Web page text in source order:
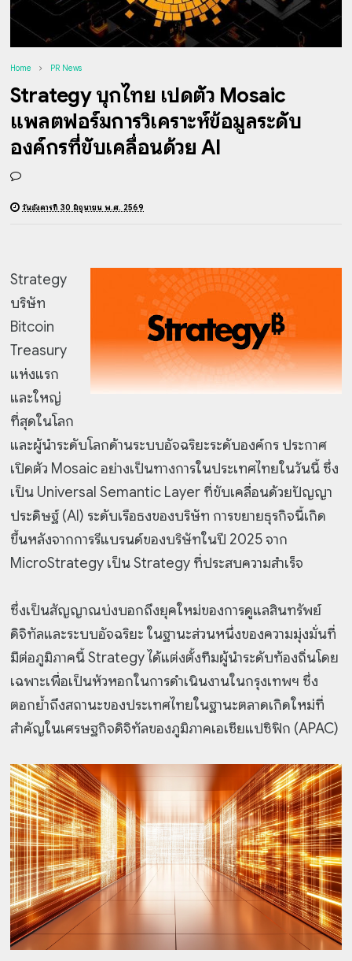
Home PR News
Strategy บุกไทย เปิดตัว Mosaic
แพลตฟอร์มการวิเคราะห์ข้อมูลระดับ
องค์กรที่ขับเคลื่อนด้วย AI
วันอังคารที่ 30 มิถุนายน พ.ศ. 2569
Strategy
บริษัท
Bitcoin
Treasury
แห่งแรก
และใหญ่
ที่สุดในโลก
และผู้นำระดับโลกด้านระบบอัจฉริยะระดับองค์กร ประกาศ
เปิดตัว Mosaic อย่างเป็นทางการในประเทศไทยในวันนี้ ซึ่ง
เป็น Universal Semantic Layer ที่ขับเคลื่อนด้วยปัญญา
ประดิษฐ์ (AI) ระดับเรือธงของบริษัท การขยายธุรกิจนี้เกิด
ขึ้นหลังจากการรีแบรนด์ของบริษัทในปี 2025 จาก
MicroStrategy เป็น Strategy ที่ประสบความสำเร็จ
ซึ่งเป็นสัญญาณบ่งบอกถึงยุคใหม่ของการดูแลสินทรัพย์
ดิจิทัลและระบบอัจฉริยะ ในฐานะส่วนหนึ่งของความมุ่งมั่นที่
มีต่อภูมิภาคนี้ Strategy ได้แต่งตั้งทีมผู้นำระดับท้องถิ่นโดย
เฉพาะเพื่อเป็นหัวหอกในการดำเนินงานในกรุงเทพฯ ซึ่ง
ตอกย้ำถึงสถานะของประเทศไทยในฐานะตลาดเกิดใหม่ที่
สำคัญในเศรษฐกิจดิจิทัลของภูมิภาคเอเชียแปซิฟิก (APAC)